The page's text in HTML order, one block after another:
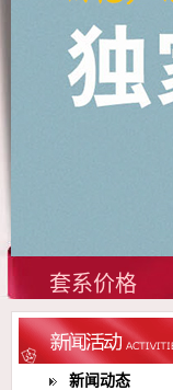
套系价格
新闻动态